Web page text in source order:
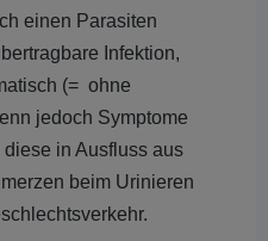
einen Parasiten
Infektion,
(= ohne
jedoch Symptome
in Ausfluss aus
beim Urinieren